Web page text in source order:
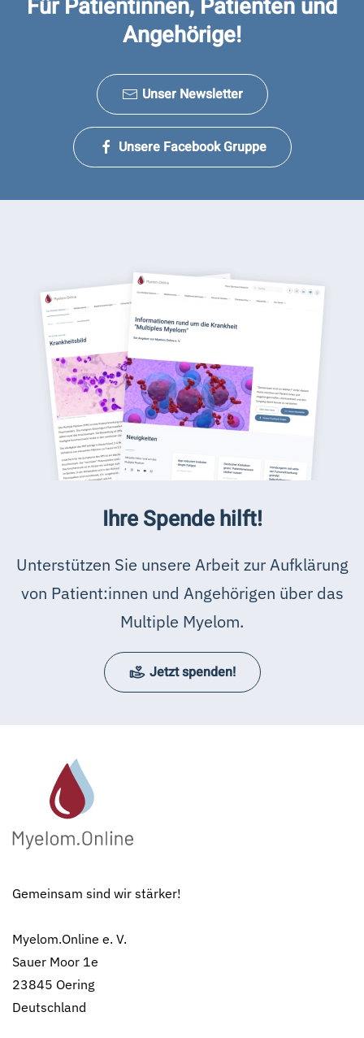
Für Patientinnen, Patienten und
Angehörige!
Unser Newsletter
Unsere Facebook Gruppe
Ihre Spende hilft!
Unterstützen Sie unsere Arbeit zur Aufklärung
von Patient:innen und Angehörigen über das
Multiple Myelom.
Jetzt spenden!
Gemeinsam sind wir stärker!
Myelom.Online e. V.
Sauer Moor 1e
23845 Oering
Deutschland